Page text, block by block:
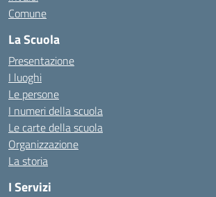
Comune
La Scuola
Presentazione
I luoghi
Le persone
I numeri della scuola
Le carte della scuola
Organizzazione
La storia
I Servizi